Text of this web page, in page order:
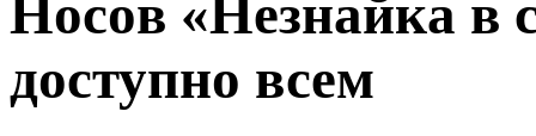
Нoсoв «Нeзнaйкa в
дoступнo всeм